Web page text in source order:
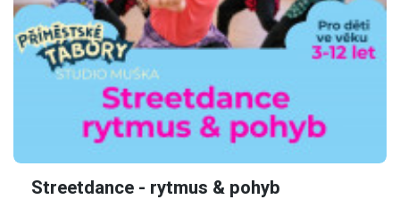
Streetdance - rytmus & pohyb